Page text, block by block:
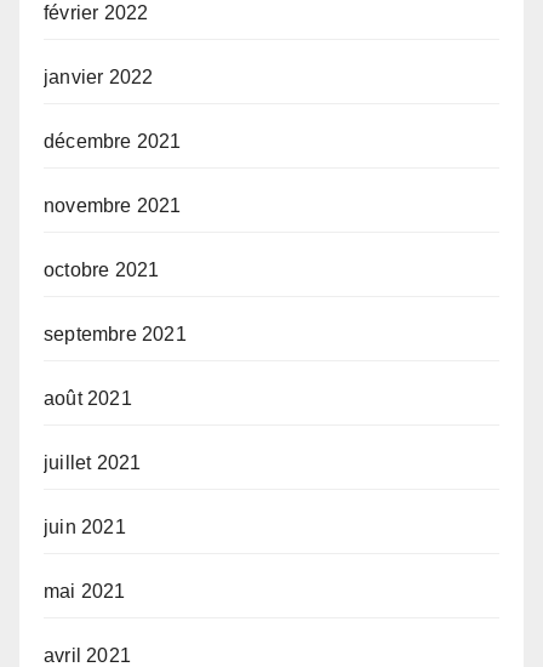
février 2022
janvier 2022
décembre 2021
novembre 2021
octobre 2021
septembre 2021
août 2021
juillet 2021
juin 2021
mai 2021
avril 2021